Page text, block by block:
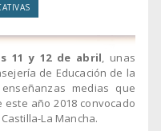
11 y 12 de abril, unas
de Educación de la
medias que
año 2018 convocado
La Mancha.